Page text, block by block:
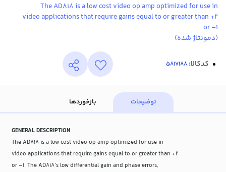
The AD818 is a low cost video op amp optimized for use in
video applications that require gains equal to or greater than +2
or –1
(دمونتاژ شده)
کدکالا:
توضیحات بازخوردها
GENERAL DESCRIPTION
The AD818 is a low cost video op amp optimized for use in
video applications that require gains equal to or greater than +2
or –1. The AD818’s low differential gain and phase errors,